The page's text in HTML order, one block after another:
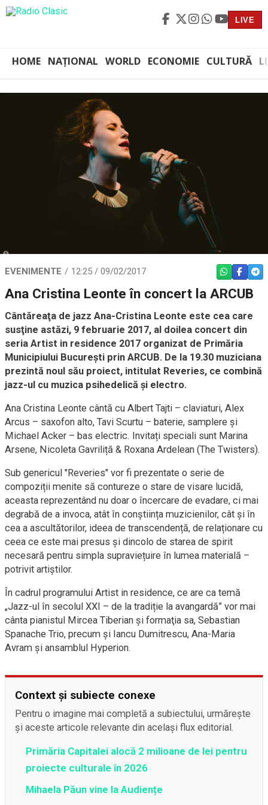
LIVE
HOME NAȚIONAL WORLD ECONOMIE CULTURĂ
EVENIMENTE 12:25 / 09/02/2017 WHATSAPP
Ana Cristina Leonte în concert la ARCUB
Cântăreaţa de jazz Ana-Cristina Leonte este cea care
susţine astăzi, 9 februarie 2017, al doilea concert din
seria Artist in residence 2017 organizat de Primăria
Municipiului Bucureşti prin ARCUB. De la 19.30 muziciana
prezintă noul său proiect, intitulat Reveries, ce combină
jazz-ul cu muzica psihedelică și electro.
Ana Cristina Leonte cântă cu Albert Tajti – claviaturi, Alex
Arcus – saxofon alto, Tavi Scurtu – baterie, samplere şi
Michael Acker – bas electric. Invitați speciali sunt Marina
Arsene, Nicoleta Gavriliță & Roxana Ardelean (The Twisters).
Sub genericul "Reveries" vor fi prezentate o serie de
compoziții menite să contureze o stare de visare lucidă,
aceasta reprezentând nu doar o încercare de evadare, ci mai
degrabă de a invoca, atât în conștiința muzicienilor, cât și în
cea a ascultătorilor, ideea de transcendență, de relaționare cu
ceea ce este mai presus și dincolo de starea de spirit
necesară pentru simpla supraviețuire în lumea materială –
potrivit artiştilor.
În cadrul programului Artist in residence, ce are ca temă
„Jazz-ul în secolul XXI – de la tradiție la avangardă” vor mai
cânta pianistul Mircea Tiberian şi formaţia sa, Sebastian
Spanache Trio, precum şi Iancu Dumitrescu, Ana-Maria
Avram şi ansamblul Hyperion.
Context și subiecte conexe
Pentru o imagine mai completă a subiectului, urmărește
și aceste articole relevante din același flux editorial.
Primăria Capitalei alocă 2 milioane de lei pentru
proiecte culturale în 2026
Mihaela Păun vine la Audiențe